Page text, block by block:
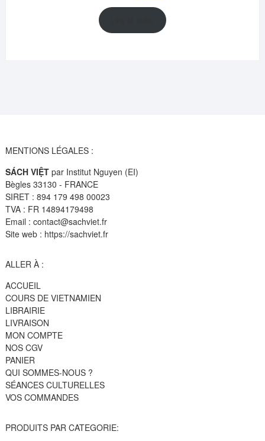
actuel
est :
MENTIONS LÉGALES :
SÁCH VIỆTpar Institut Nguyen (EI)
Bègles 33130 - FRANCE
SIRET : 894 179 498 00023
TVA : FR 14894179498
Email : contact@sachviet.fr
Site web : https://sachviet.fr
ALLER À :
ACCUEIL
COURS DE VIETNAMIEN
LIBRAIRIE
LIVRAISON
MON COMPTE
NOS CGV
PANIER
QUI SOMMES-NOUS ?
SÉANCES CULTURELLES
VOS COMMANDES
PRODUITS PAR CATEGORIE: